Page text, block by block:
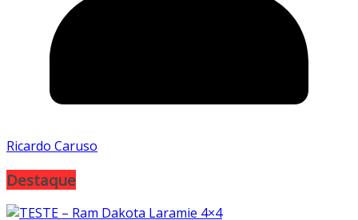
Ricardo Caruso
Destaque